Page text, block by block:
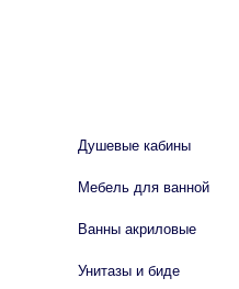
Душевые кабины
Мебель для ванной
Ванны акриловые
Унитазы и биде